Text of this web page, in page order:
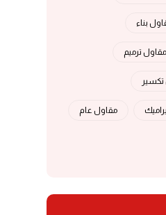
بناء
مقاول ترميم
مقاول عام